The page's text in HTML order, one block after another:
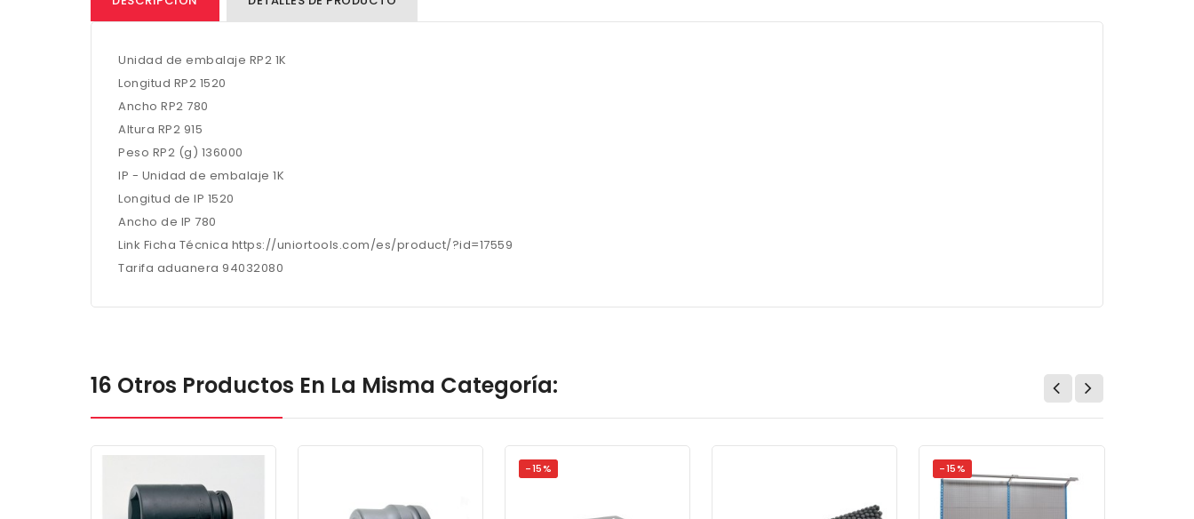
Unidad de embalaje RP2 1K
Longitud RP2 1520
Ancho RP2 780
Altura RP2 915
Peso RP2 (g) 136000
IP - Unidad de embalaje 1K
Longitud de IP 1520
Ancho de IP 780
Link Ficha Técnica https://uniortools.com/es/product/?id=17559
Tarifa aduanera 94032080
16 Otros Productos En La Misma Categoría:
-15% -15%